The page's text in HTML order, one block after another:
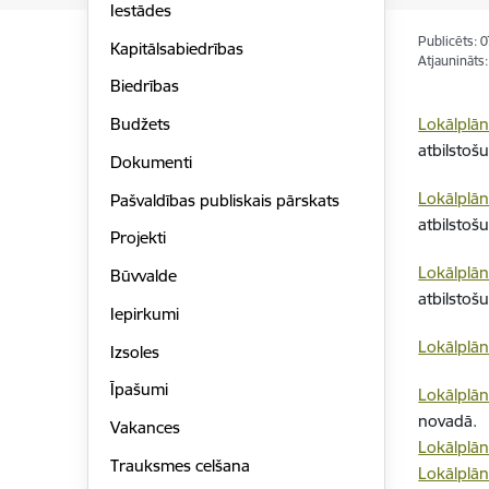
Iestādes
Kapitālsabiedrības
Biedrības
Budžets
Dokumenti
Pašvaldības publiskais pārskats
Projekti
Būvvalde
Iepirkumi
Izsoles
Īpašumi
Vakances
Trauksmes celšana
Publicēts:
novadā.